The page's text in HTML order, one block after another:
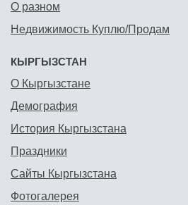
О разном
Недвижимость Куплю/Продам
КЫРГЫЗСТАН
О Кыргызстане
Демография
История Кыргызстана
Праздники
Сайты Кыргызстана
Фотогалерея